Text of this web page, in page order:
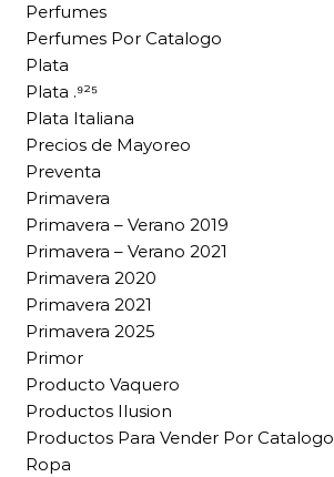
Perfumes
Perfumes Por Catalogo
Plata
Plata .⁹²⁵
Plata Italiana
Precios de Mayoreo
Preventa
Primavera
Primavera – Verano 2019
Primavera – Verano 2021
Primavera 2020
Primavera 2021
Primavera 2025
Primor
Producto Vaquero
Productos Ilusion
Productos Para Vender Por Catalogo
Ropa